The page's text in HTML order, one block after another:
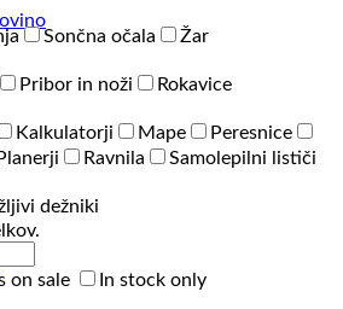
Sončna očala
Žar
Pribor in noži
Rokavice
Kalkulatorji Mape
Peresnice
Planerji Ravnila
Samolepilni lističi
dežniki
on sale In stock only